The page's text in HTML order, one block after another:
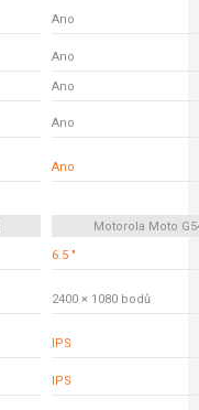
Ano
Ano
Ano
Ano
Ano
Motorola Moto
6.5 "
2400 × 1080 bodů
IPS
IPS